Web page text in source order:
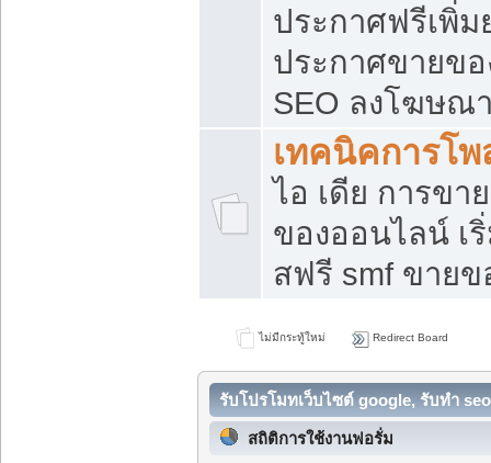
ประกาศฟรีเพิ่
ประกาศขายข
SEO ลงโฆษณ
เทคนิคการโ
ไอ เดีย การขา
ของออนไลน์ เ
สฟรี smf ขาย
ไม่มีกระทู้ใหม่ Redirect Board
รับโปรโมทเว็บไซต์ google, รับทำ
สถิติการใช้งานฟอรั่ม